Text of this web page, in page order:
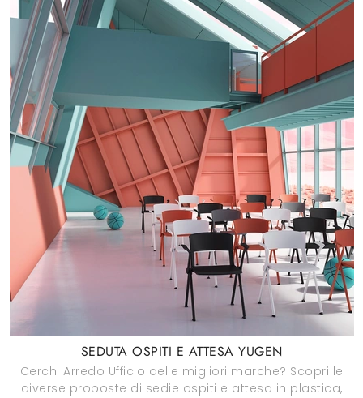
SEDUTA OSPITI E ATTESA YUGEN
Cerchi Arredo Ufficio delle migliori marche? Scopri le
diverse proposte di sedie ospiti e attesa in plastica,